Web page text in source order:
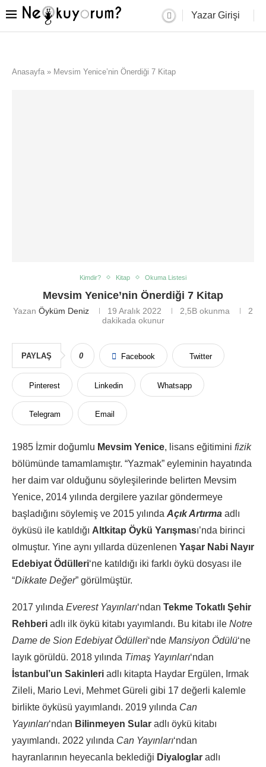
Yazar Girişi
Anasayfa » Mevsim Yenice’nin Önerdiği 7 Kitap
Kimdir? Kitap Okuma Listesi
Mevsim Yenice’nin Önerdiği 7 Kitap
Yazan Öyküm Deniz 19 Aralık 2022 2,5B okunma
2
dakikada okunur
PAYLAŞ 0 Facebook Twitter
Pinterest Linkedin Whatsapp
Telegram Email
1985 İzmir doğumlu Mevsim Yenice, lisans eğitimini fizik
bölümünde tamamlamıştır. “Yazmak” eyleminin hayatında
her daim var olduğunu söyleşilerinde belirten Mevsim
Yenice, 2014 yılında dergilere yazılar göndermeye
başladığını söylemiş ve 2015 yılında Açık Artırma adlı
öyküsü ile katıldığı Altkitap Öykü Yarışması’nda birinci
olmuştur. Yine aynı yıllarda düzenlenen Yaşar Nabi Nayır
Edebiyat Ödülleri‘ne katıldığı iki farklı öykü dosyası ile
“Dikkate Değer” görülmüştür.
2017 yılında Everest Yayınları‘ndan Tekme Tokatlı Şehir
Rehberi adlı ilk öykü kitabı yayımlandı. Bu kitabı ile Notre
Dame de Sion Edebiyat Ödülleri‘nde Mansiyon Ödülü‘ne
layık görüldü. 2018 yılında Timaş Yayınları‘ndan
İstanbul’un Sakinleri adlı kitapta Haydar Ergülen, Irmak
Zileli, Mario Levi, Mehmet Güreli gibi 17 değerli kalemle
birlikte öyküsü yayımlandı. 2019 yılında Can
Yayınları‘ndan Bilinmeyen Sular adlı öykü kitabı
yayımlandı. 2022 yılında Can Yayınları‘ndan
hayranlarının heyecanla beklediği Diyaloglar adlı